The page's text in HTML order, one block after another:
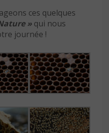
ces quelques
» qui nous
journée !